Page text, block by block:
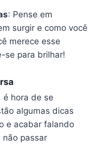
: Pense em
surgir e como você
merece esse
se para brilhar!
é hora de se
algumas dicas
e acabar falando
não passar